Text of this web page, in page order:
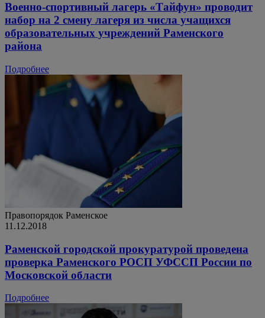
Военно-спортивный лагерь «Тайфун» проводит
набор на 2 смену лагеря из числа учащихся
образовательных учреждений Раменского
района
Подробнее
Правопорядок Раменское
11.12.2018
Раменской городской прокуратурой проведена
проверка Раменского РОСП УФССП России по
Московской области
Подробнее